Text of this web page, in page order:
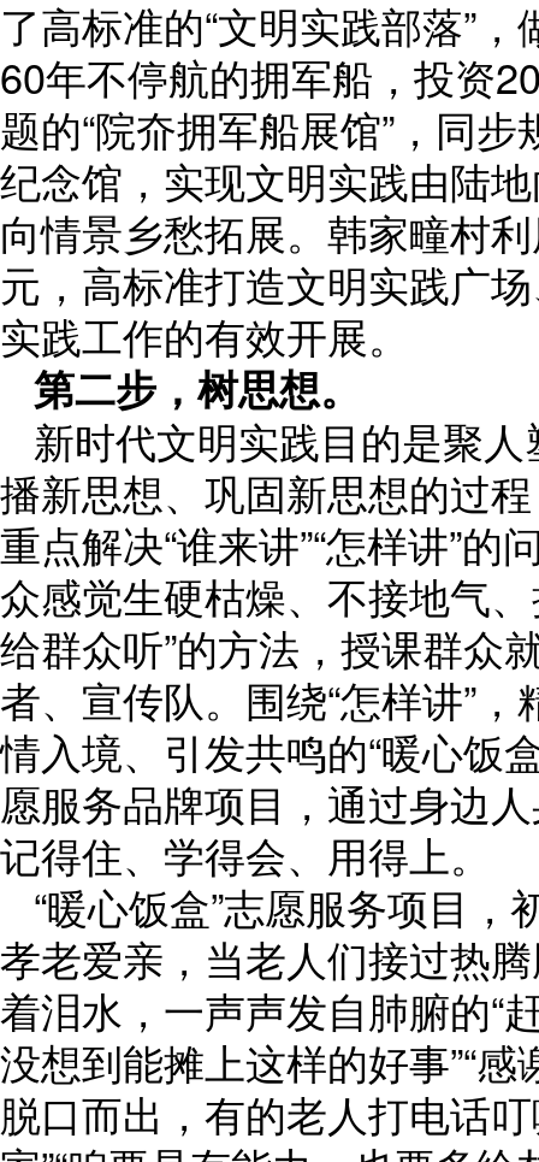
了高标准的“文明实践部落”
60年不停航的拥军船，投资
题的“院夼拥军船展馆”，同
纪念馆，实现文明实践由陆
向情景乡愁拓展。韩家疃村
元，高标准打造文明实践广
实践工作的有效开展。
第二步，树思想。
新时代文明实践目的是聚
播新思想、巩固新思想的过
重点解决“谁来讲”“怎样讲”
众感觉生硬枯燥、不接地气
给群众听”的方法，授课群众
者、宣传队。围绕“怎样讲”
情入境、引发共鸣的“暖心饭
愿服务品牌项目，通过身边
记得住、学得会、用得上。
“暖心饭盒”志愿服务项目
孝老爱亲，当老人们接过热
着泪水，一声声发自肺腑的“
没想到能摊上这样的好事”“感
脱口而出，有的老人打电话